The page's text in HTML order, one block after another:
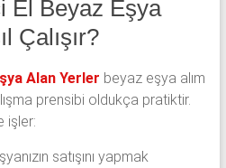
El Beyaz Eşya
Çalışır?
Alan Yerler beyaz eşya alım
prensibi oldukça pratiktir.
işler:
satışını yapmak